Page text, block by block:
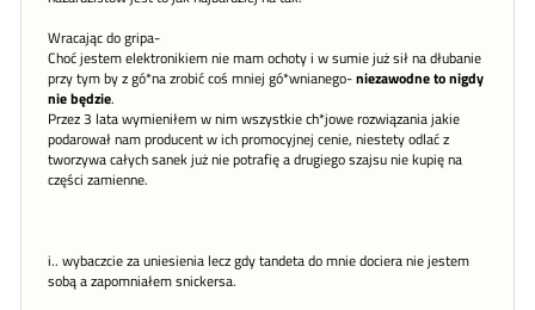
Wracając do gripa-
Choć jestem elektronikiem nie mam ochoty i w sumie już sił na dłubanie
przy tym by z gó*na zrobić coś mniej gó*wnianego-niezawodne to nigdy
nie będzie.
Przez 3 lata wymieniłem w nim wszystkie ch*jowe rozwiązania jakie
podarował nam producent w ich promocyjnej cenie, niestety odlać z
tworzywa całych sanek już nie potrafię a drugiego szajsu nie kupię na
części zamienne.
i.. wybaczcie za uniesienia lecz gdy tandeta do mnie dociera nie jestem
sobą a zapomniałem snickersa.